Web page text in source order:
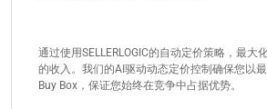
通过使用SELLERLOGIC的自动定价策略，最大
的收入。我们的AI驱动动态定价控制确保您以
Buy Box，保证您始终在竞争中占据优势。